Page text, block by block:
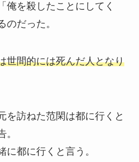
俺を殺したことにしてく
のだった。
世間的には死んだ人となり
を訪ねた范閑は都に行くと
。
に都に行くと言う。